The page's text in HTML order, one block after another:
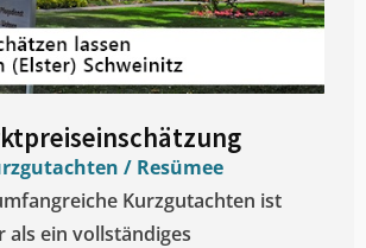
/ Resümee
Kurzgutachten ist
als ein vollständiges